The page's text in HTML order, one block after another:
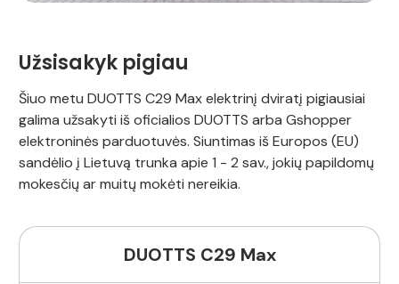
Užsisakyk pigiau
Šiuo metu DUOTTS C29 Max elektrinį dviratį pigiausiai
galima užsakyti iš oficialios DUOTTS arba Gshopper
elektroninės parduotuvės. Siuntimas iš Europos (EU)
sandėlio į Lietuvą trunka apie 1 - 2 sav., jokių papildomų
mokesčių ar muitų mokėti nereikia.
DUOTTS C29 Max